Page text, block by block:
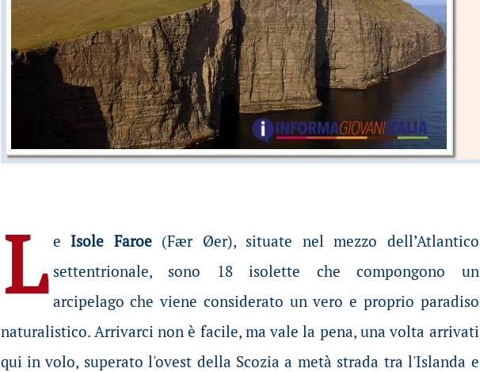
L e Isole Faroe(Fær Øer), situate nel mezzo dell’Atlantico
settentrionale, sono 18 isolette che compongono un
arcipelago che viene considerato un vero e proprio paradiso
naturalistico. Arrivarci non è facile, ma vale la pena, una volta arrivati
qui in volo, superato l'ovest della Scozia a metà strada tra l'Islanda e